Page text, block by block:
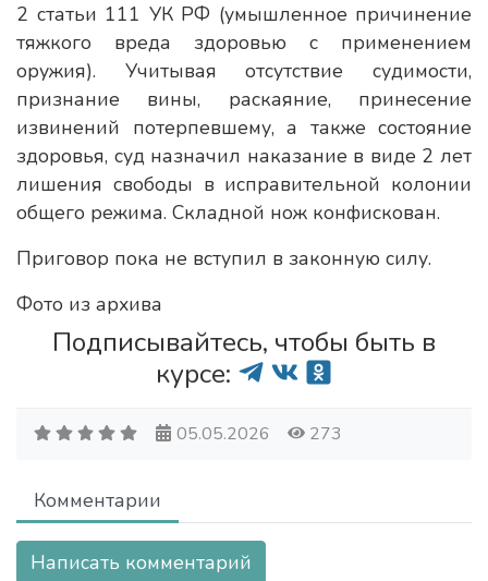
2 статьи 111 УК РФ (умышленное причинение
тяжкого вреда здоровью с применением
оружия). Учитывая отсутствие судимости,
признание вины, раскаяние, принесение
извинений потерпевшему, а также состояние
здоровья, суд назначил наказание в виде 2 лет
лишения свободы в исправительной колонии
общего режима. Складной нож конфискован.
Приговор пока не вступил в законную силу.
Фото из архива
Подписывайтесь, чтобы быть в
курсе:
05.05.2026 273
Комментарии
Написать комментарий